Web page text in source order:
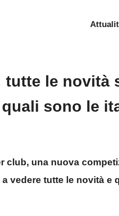
tutte le novità
sono le
club, una nuova
vedere tutte le novità e